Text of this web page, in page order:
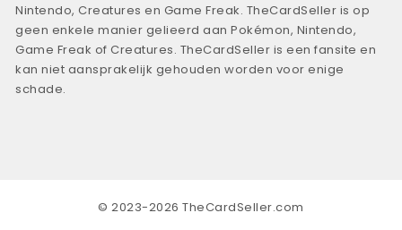
Nintendo, Creatures en Game Freak. TheCardSeller is op
geen enkele manier gelieerd aan Pokémon, Nintendo,
Game Freak of Creatures. TheCardSeller is een fansite en
kan niet aansprakelijk gehouden worden voor enige
schade.
© 2023-2026 TheCardSeller.com